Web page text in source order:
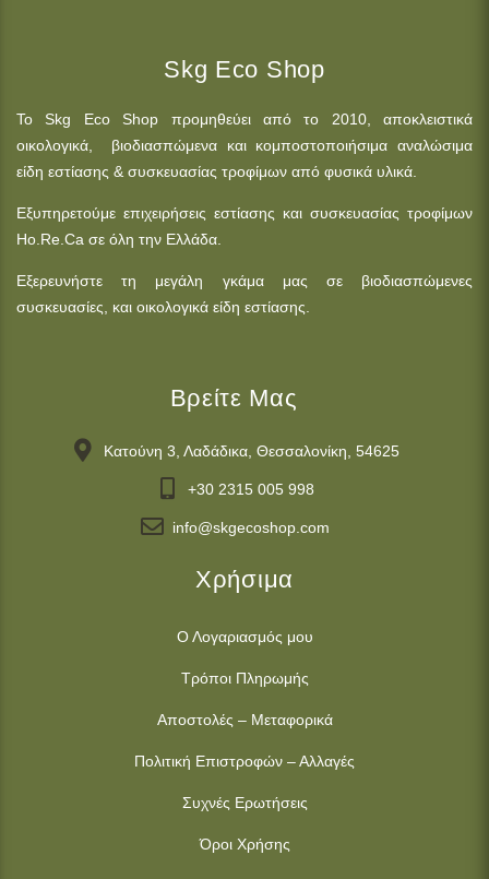
Skg Eco Shop
Το Skg Eco Shop προμηθεύει από το 2010, αποκλειστικά
οικολογικά, βιοδιασπώμενα και κομποστοποιήσιμα αναλώσιμα
είδη εστίασης & συσκευασίας τροφίμων από φυσικά υλικά.
Εξυπηρετούμε επιχειρήσεις εστίασης και συσκευασίας τροφίμων
Ho.Re.Ca σε όλη την Ελλάδα.
Εξερευνήστε τη μεγάλη γκάμα μας σε βιοδιασπώμενες
συσκευασίες, και οικολογικά είδη εστίασης.
Βρείτε Μας
Κατούνη 3, Λαδάδικα, Θεσσαλονίκη, 54625
+30 2315 005 998
info@skgecoshop.com
Χρήσιμα
Ο Λογαριασμός μου
Τρόποι Πληρωμής
Αποστολές – Μεταφορικά
Πολιτική Επιστροφών – Αλλαγές
Συχνές Ερωτήσεις
Όροι Χρήσης